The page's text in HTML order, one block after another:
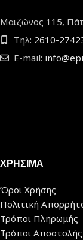
Μαιζώνος 115,
Τηλ: 2610-
E-mail:
ΧΡΗΣΙΜΑ
Όροι Χρήσης
Πολιτική
Τρόποι Πληρωμής
Τρόποι Αποστολής